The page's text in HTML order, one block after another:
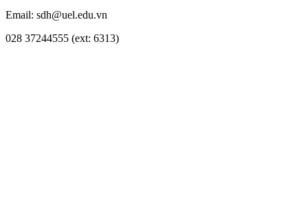
Email: sdh@uel.edu.vn
028 37244555 (ext: 6313)